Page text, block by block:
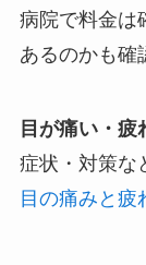
病院で料金は
あるのかも確
目が痛い・疲
症状・対策な
目の痛みと疲